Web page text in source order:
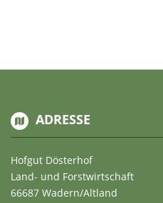
ADRESSE
Hofgut Dösterhof
Land- und Forstwirtschaft
66687 Wadern/Altland